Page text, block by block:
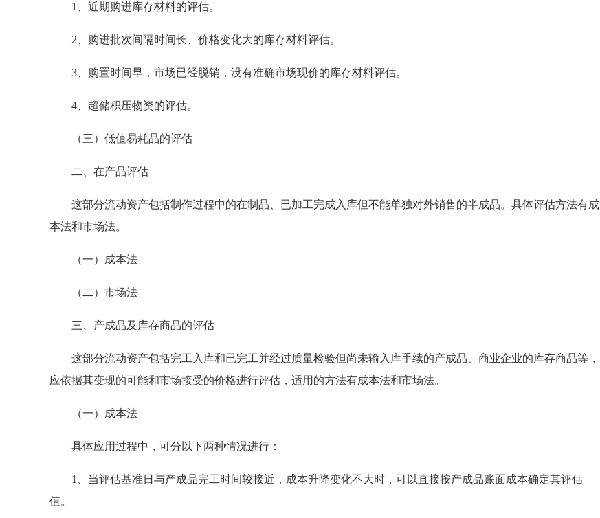
1、近期购进库存材料的评估。
2、购进批次间隔时间长、价格变化大的库存材料评估。
3、购置时间早，市场已经脱销，没有准确市场现价的库存材料评估。
4、超储积压物资的评估。
（三）低值易耗品的评估
二、在产品评估
这部分流动资产包括制作过程中的在制品、已加工完成入库但不能单独对外销售的半成品。具体评估方法有成
本法和市场法。
（一）成本法
（二）市场法
三、产成品及库存商品的评估
这部分流动资产包括完工入库和已完工并经过质量检验但尚未输入库手续的产成品、商业企业的库存商品等，
应依据其变现的可能和市场接受的价格进行评估，适用的方法有成本法和市场法。
（一）成本法
具体应用过程中，可分以下两种情况进行：
1、当评估基准日与产成品完工时间较接近，成本升降变化不大时，可以直接按产成品账面成本确定其评估
值。